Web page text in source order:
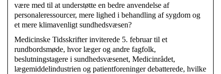
være med til at understøtte en bedre anvendelse af
personaleressourcer, mere lighed i behandling af sygdom og
et mere klimavenligt sundhedsvæsen?
Medicinske Tidsskrifter inviterede 5. februar til et
rundbordsmøde, hvor læger og andre fagfolk,
beslutningstagere i sundhedsvæsenet, Medicinrådet,
lægemiddelindustrien og patientforeninger debatterede, hvilke